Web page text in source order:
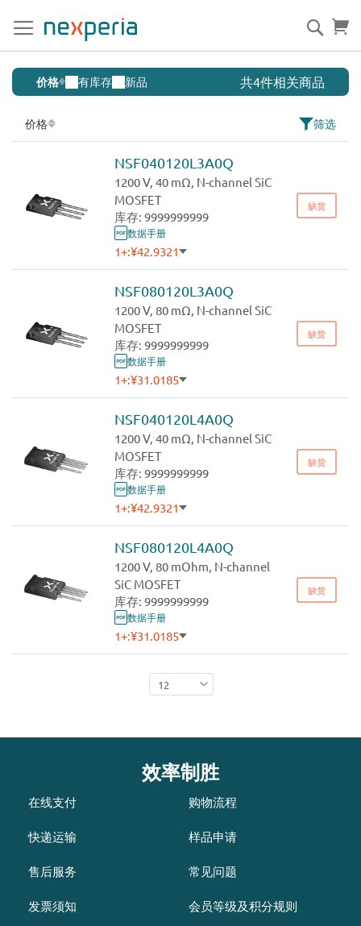
到
内
容
搜
索
SiC
MOSFETs
价格 有库存 新品 共4件相关商品
价格 筛选
NSF040120L3A0Q
1200 V, 40 mΩ, N-channel SiC
MOSFET
库存: 9999999999
数据手册
1+:¥42.9321
500+:¥39.0292
3000+:¥35.4006
缺货
NSF080120L3A0Q
1200 V, 80 mΩ, N-channel SiC
MOSFET
库存: 9999999999
数据手册
1+:¥31.0185
500+:¥28.1986
3000+:¥25.5770
缺货
NSF040120L4A0Q
1200 V, 40 mΩ, N-channel SiC
MOSFET
库存: 9999999999
数据手册
1+:¥42.9321
500+:¥39.0292
3000+:¥35.4006
缺货
NSF080120L4A0Q
1200 V, 80 mOhm, N-channel
SiC MOSFET
库存: 9999999999
数据手册
1+:¥31.0185
500+:¥28.1986
¥25.5770
缺货
效率制胜
在线支付
快递运输
售后服务
发票须知
购物流程
样品申请
常见问题
会员等级及积分规则